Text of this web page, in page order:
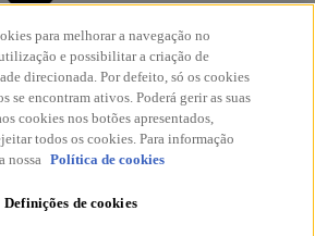
McDonald’s são aderentes doLivro de
Reclamações Eletrónico.
© McDonald's 2026
para melhorar a navegação no
e possibilitar a criação de
direcionada. Por defeito, só os cookies
se encontram ativos. Poderá gerir as suas
cookies nos botões apresentados,
todos os cookies. Para informação
nossa Política de cookies
Definições de cookies